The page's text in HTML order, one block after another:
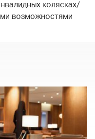
колясках/
возможностями